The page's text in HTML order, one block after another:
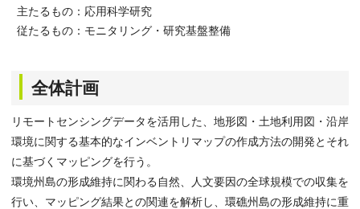
主たるもの：応用科学研究
従たるもの：モニタリング・研究基盤整備
全体計画
リモートセンシングデータを活用した、地形図・土地利用図・沿岸
環境に関する基本的なインベントリマップの作成方法の開発とそれ
に基づくマッピングを行う。
環境州島の形成維持に関わる自然、人文要因の全球規模での収集を
行い、マッピング結果との関連を解析し、環礁州島の形成維持に重